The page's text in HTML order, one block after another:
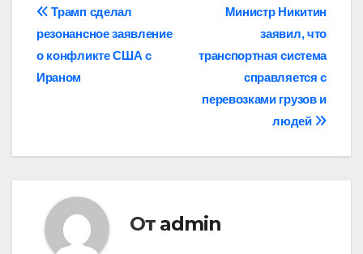
Навигация
по
записям
Министр Никитин
заявил, что
транспортная система
справляется с
перевозками грузов и
людей
Трамп сделал
резонансное заявление
о конфликте США с
Ираном
От admin